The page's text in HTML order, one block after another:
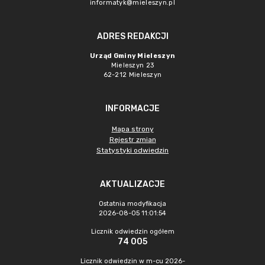
informatyk@mieleszyn.pl
ADRES REDAKCJI
Urząd Gminy Mieleszyn
Mieleszyn 23
62-212 Mieleszyn
INFORMACJE
Mapa strony
Rejestr zmian
Statystyki odwiedzin
AKTUALIZACJE
Ostatnia modyfikacja
2026-08-05 11:01:54
Licznik odwiedzin ogółem
74 005
Licznik odwiedzin w m-cu 2026-